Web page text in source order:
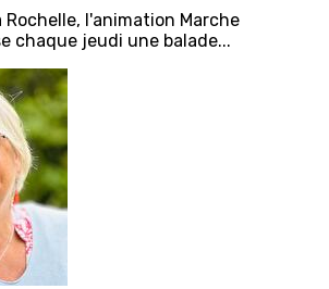
Rochelle, l'animation Marche
chaque jeudi une balade...